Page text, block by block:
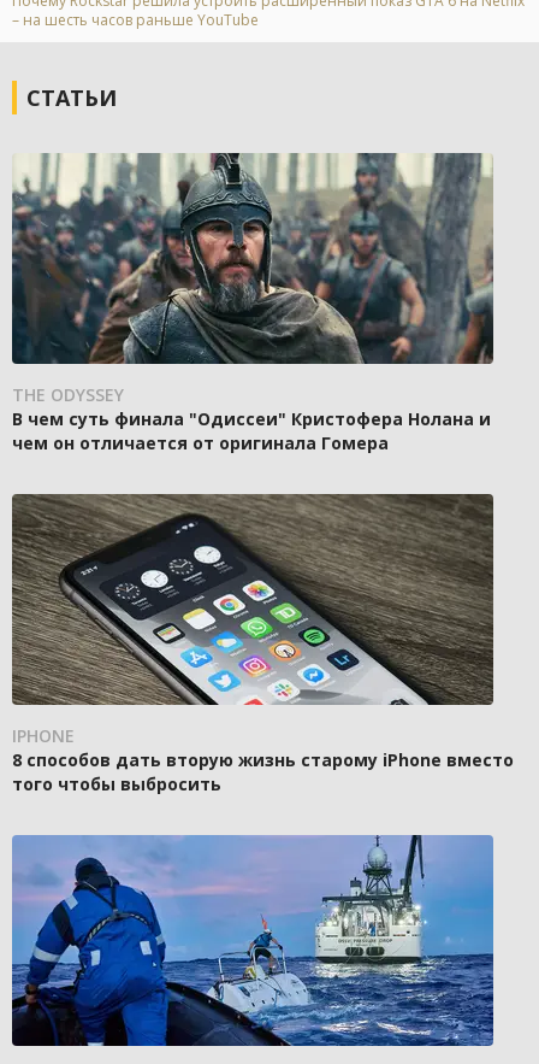
– на шесть часов раньше YouTube
СТАТЬИ
THE ODYSSEY
В чем суть финала "Одиссеи" Кристофера Нолана и
чем он отличается от оригинала Гомера
IPHONE
8 способов дать вторую жизнь старому iPhone вместо
того чтобы выбросить